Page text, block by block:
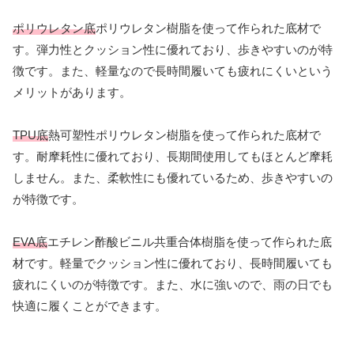
ポリウレタン底ポリウレタン樹脂を使って作られた底材で
す。弾力性とクッション性に優れており、歩きやすいのが特
徴です。また、軽量なので長時間履いても疲れにくいという
メリットがあります。
TPU底熱可塑性ポリウレタン樹脂を使って作られた底材で
す。耐摩耗性に優れており、長期間使用してもほとんど摩耗
しません。また、柔軟性にも優れているため、歩きやすいの
が特徴です。
EVA底エチレン酢酸ビニル共重合体樹脂を使って作られた底
材です。軽量でクッション性に優れており、長時間履いても
疲れにくいのが特徴です。また、水に強いので、雨の日でも
快適に履くことができます。